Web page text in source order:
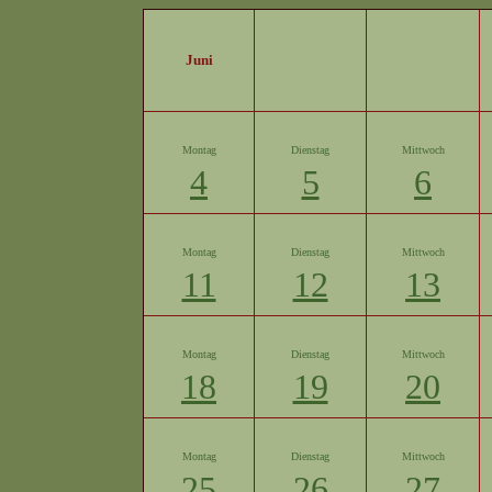
Juni
Montag
4
Dienstag
5
Mittwoch
6
Montag
11
Dienstag
12
Mittwoch
13
Montag
18
Dienstag
19
Mittwoch
20
Montag Dienstag Mittwoch